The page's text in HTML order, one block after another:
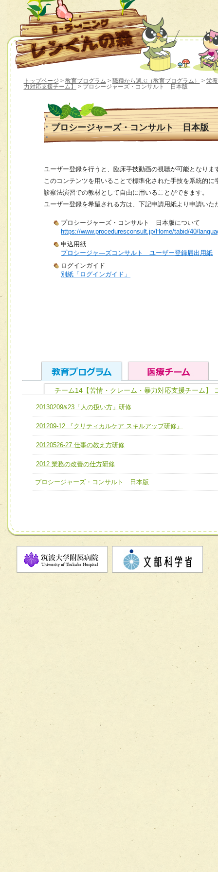
トップページ > 教育プログラム > 職種から選ぶ（教育プログラム） > 栄
力対応支援チーム】
> プロシージャーズ・コンサルト 日本版
プロシージャーズ・コンサルト 日本版
ユーザー登録を行うと、臨床手技動画の視聴が可能となりま
このコンテンツを用いることで標準化された手技を系統的
診察法演習での教材として自由に用いることができます。
ユーザー登録を希望される方は、下記申請用紙より申請いた
プロシージャーズ・コンサルト 日本版について
https://www.proceduresconsult.jp/Home/tabid/40/
申込用紙
プロシージャ―ズコンサルト ユーザー登録届出用紙
ログインガイド
別紙「ログインガイド」
ユニット１ 医療人としての基礎能力
全人的医療を実践する医療人として、必要な基礎能力を身
ける
ユニット２ チーム医療構成力
必要に応じて柔軟に医療チームを組織し、強調できる
ユニット３ 多職種連携力
他職種の視点とスキルを学び、相互理解と連携を深める
チーム01【病院内横断的問題解決チーム】
チーム02【地域医療連携推進による高度医療を必要とする
宅患者等支援チーム】
チーム03【癌患者服薬サポートチーム】
チーム04【口腔ケアチーム】
チーム07【病院職員に対する院内感染対策教育チーム】
チーム08【地域関係機関と連携した小児リハビリテーショ
チーム】
チーム09【術前から始める周術期リハビリテーションチー
チーム10【包括的リハビリテーションコンサルテーション
チーム13【非がんに対する緩和ケアチーム】
チーム14【苦情・クレーム・暴力対応支援チーム】
20130209&23「人の扱い方」研修
201209-12 『クリティカルケア スキルアップ研修』
20120526-27 仕事の教え方研修
2012 業務の改善の仕方研修
プロシージャーズ・コンサルト 日本版